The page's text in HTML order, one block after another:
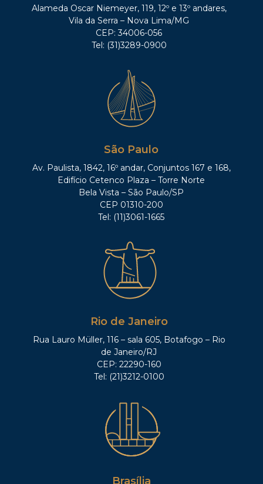
Alameda Oscar Niemeyer, 119, 12º e 13º andares,
Vila da Serra – Nova Lima/MG
CEP: 34006-056
Tel: (31)3289-0900
São Paulo
Av. Paulista, 1842, 16º andar, Conjuntos 167 e 168,
Edifício Cetenco Plaza – Torre Norte
Bela Vista – São Paulo/SP
CEP 01310-200
Tel: (11)3061-1665
Rio de Janeiro
Rua Lauro Müller, 116 – sala 605, Botafogo – Rio
de Janeiro/RJ
CEP: 22290-160
Tel: (21)3212-0100
Brasília